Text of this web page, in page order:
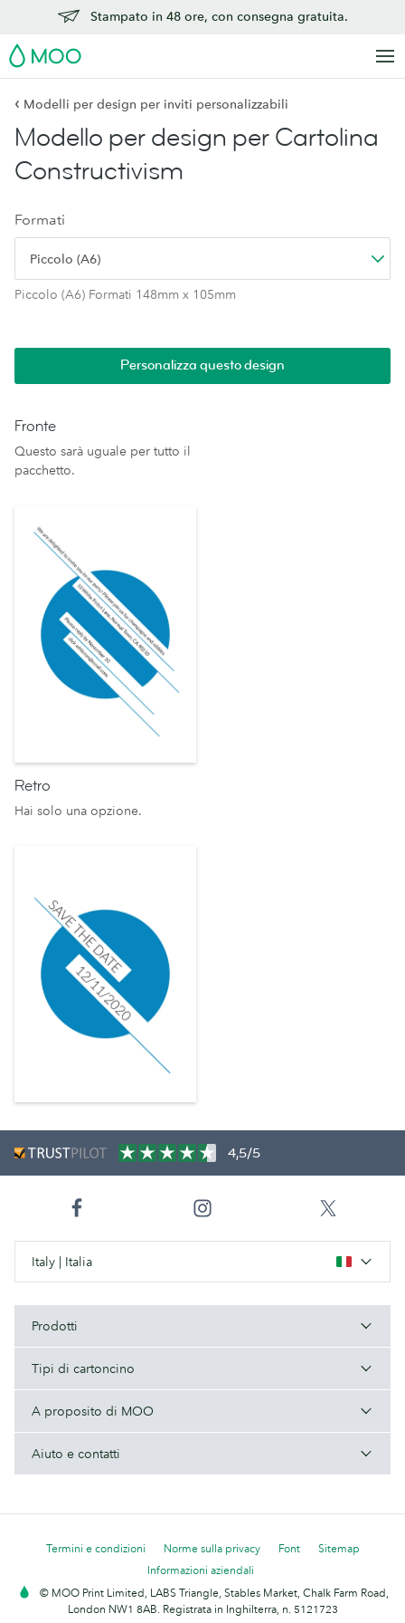
Stampato in 48 ore, con consegna gratuita.
MOO
‹ Modelli per design per inviti personalizzabili
Modello per design per Cartolina
Constructivism
Formati
Piccolo (A6)
Piccolo (A6) Formati 148mm x 105mm
Personalizza questo design
Fronte
Questo sarà uguale per tutto il
pacchetto.
Retro
Hai solo una opzione.
4,5/5
Italy | Italia
Prodotti
Tipi di cartoncino
A proposito di MOO
Aiuto e contatti
Termini e condizioni Norme sulla privacy Font
Sitemap
Informazioni aziendali
© MOO Print Limited, LABS Triangle, Stables Market, Chalk Farm Road,
London NW1 8AB. Registrata in Inghilterra, n. 5121723